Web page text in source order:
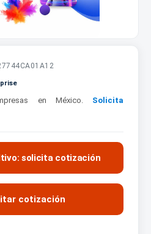
en México. Solicita
solicita cotización
cotización